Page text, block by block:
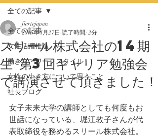
全ての記事
女性活躍推進
働き方・ワークスタイル
女性の生き方について思うこと
社長ブログ
全ての記事
スリール株式会社の14期
生 第3回キャリア勉強会
で講演させて頂きました！
fiertejapan
2015年4月27日 読了時間: 2分
女子未来大学の講師としても何度もお
世話になっている、堀江敦子さんが代
表取締役を務めるスリール株式会社。